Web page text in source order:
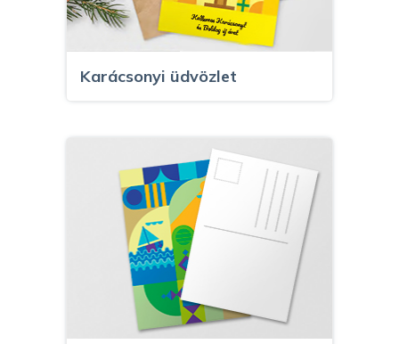
Karácsonyi üdvözlet